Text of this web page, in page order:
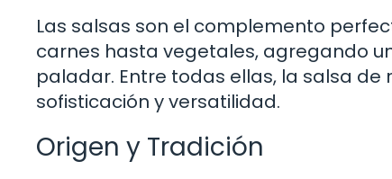
Las salsas son el complemento
carnes hasta vegetales, agregando
paladar. Entre todas ellas, la salsa de
sofisticación y versatilidad.
Origen y Tradición